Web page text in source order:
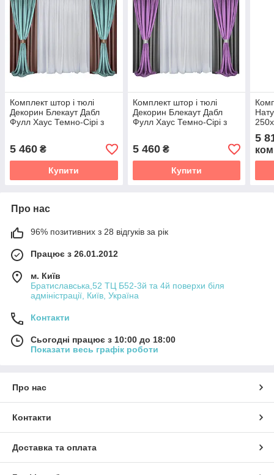
Комплект штор і тюлі
Декорин Блекаут Дабл
Фулл Хаус Темно-Сірі з
5 460 ₴
Купити
Комплект штор і тюлі
Декорин Блекаут Дабл
Фулл Хаус Темно-Сірі з
5 460₴
Купити
5
Про нас
96% позитивних з 28 відгуків за рік
Працює з 26.01.2012
м. Київ
Братиславська,52 ТЦ Б52-3й та 4й поверхи біля
адміністрації, Київ, Україна
Контакти
Сьогодні працює з 10:00 до 18:00
Показати весь графік роботи
Про нас
Контакти
Доставка та оплата